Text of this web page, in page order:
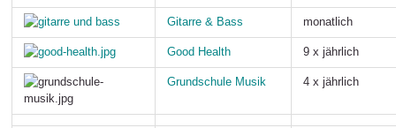
Gitarre & Bass monatlich
Good Health 9 x jährlich
Grundschule Musik 4 x jährlich